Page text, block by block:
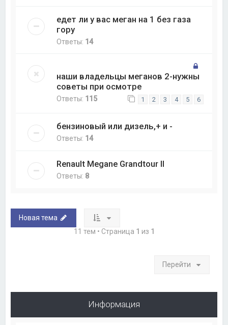
едет ли у вас меган на 1 без газа
гору
Ответы: 14
наши владельцы меганов 2-нужны
советы при осмотре
Ответы: 115 1 2 3 4 5 6
бензиновый или дизель,+ и -
Ответы: 14
Renault Megane Grandtour II
Ответы: 8
Новая тема
11 тем • Страница 1 из 1
Перейти
Информация